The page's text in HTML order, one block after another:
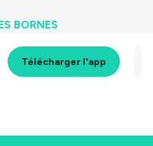
BORNES
Télécharger l'app